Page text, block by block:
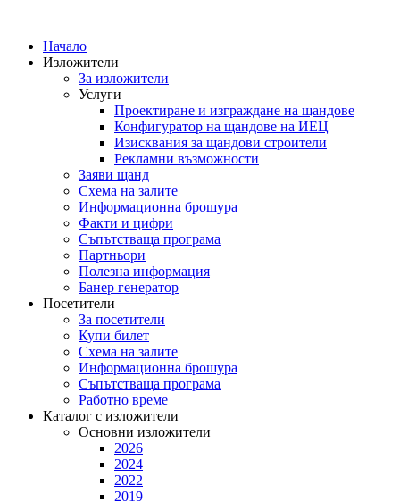
Начало
Изложители
За изложители
Услуги
Проектиране и изграждане на щандове
Конфигуратор на щандове на ИЕЦ
Изисквания за щандови строители
Рекламни възможности
Заяви щанд
Схема на залите
Информационна брошура
Факти и цифри
Съпътстваща програма
Партньори
Полезна информация
Банер генератор
Посетители
За посетители
Купи билет
Схема на залите
Информационна брошура
Съпътстваща програма
Работно време
Каталог с изложители
Основни изложители
2026
2024
2022
2019